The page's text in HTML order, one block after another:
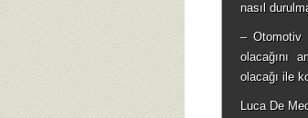
nasıl
– Otomotiv
olacağını
olacağı ile
Luca De